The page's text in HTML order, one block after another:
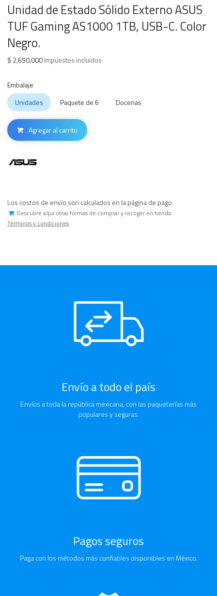
Unidad de Estado Sólido Externo ASUS
TUF Gaming AS1000 1TB, USB-C. Color
Negro.
$ 2,650.000Impuestos incluidos
Embalaje
Unidades
Paquete de 6 Docenas
Agregar al carrito
Los costos de envío son calculados en la página de pago
Descubre aquí otras formas de comprar y recoger en tienda.
Términos y condiciones
Envío a todo el país
Envíos a toda la república mexicana, con las paqueterías más
populares y seguras.
Pagos seguros
Paga con los métodos más confiables disponibles en México.